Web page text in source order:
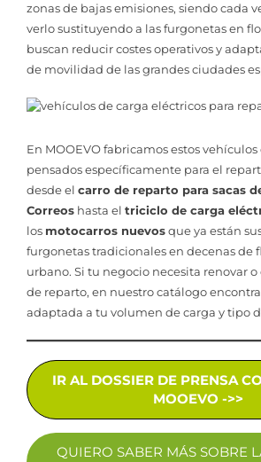
zonas de bajas emisiones, siendo cada
verlo sustituyendo a las furgonetas en
buscan reducir costes operativos y
de movilidad de las grandes ciudades
En MOOEVO fabricamos estos vehículos
pensados específicamente para el
desde el carro de reparto para sacas
Correos hasta el triciclo de carga
los motocarros nuevosque ya están
furgonetas tradicionales en decenas de
urbano. Si tu negocio necesita renovar
de reparto, en nuestro catálogo
adaptada a tu volumen de carga y tipo
IR AL DOSSIER DE PRENSA
MOOEVO ->>
QUIERO SABER MÁS SOBRE